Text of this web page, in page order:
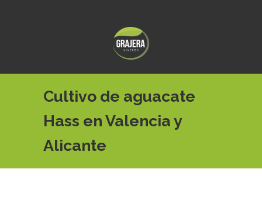
Cultivo de aguacate
Hass en Valencia y
Alicante